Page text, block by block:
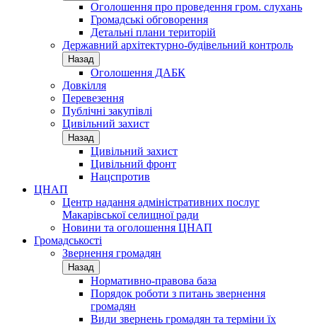
Оголошення про проведення гром. слухань
Громадські обговорення
Детальні плани територій
Державний архітектурно-будівельний контроль
Назад
Оголошення ДАБК
Довкілля
Перевезення
Публічні закупівлі
Цивільний захист
Назад
Цивільний захист
Цивільний фронт
Нацспротив
ЦНАП
Центр надання адміністративних послуг
Макарівської селищної ради
Новини та оголошення ЦНАП
Громадськості
Звернення громадян
Назад
Нормативно-правова база
Порядок роботи з питань звернення
громадян
Види звернень громадян та терміни їх